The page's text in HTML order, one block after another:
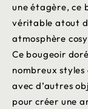
une étagère, ce
véritable atout
atmosphère
Ce bougeoir
nombreux styles
avec d’autres
pour créer une